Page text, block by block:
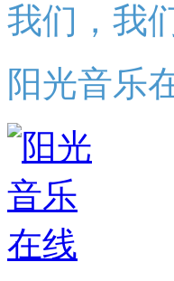
我们，我
阳光音乐